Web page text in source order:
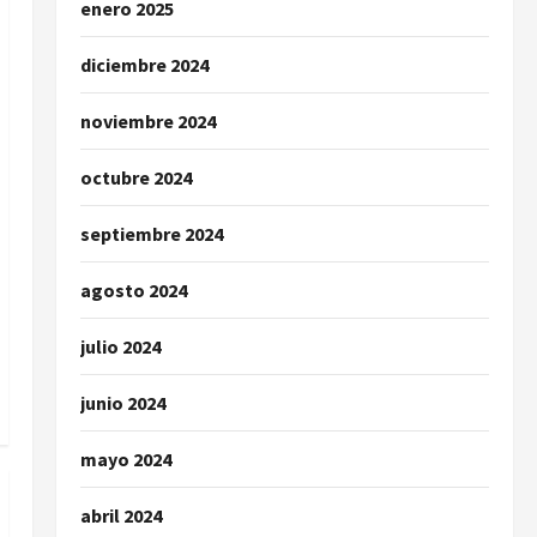
enero 2025
diciembre 2024
noviembre 2024
octubre 2024
septiembre 2024
agosto 2024
julio 2024
junio 2024
mayo 2024
abril 2024